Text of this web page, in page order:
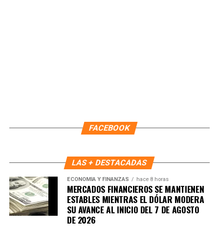
FACEBOOK
LAS + DESTACADAS
ECONOMÍA Y FINANZAS hace 8 horas
MERCADOS FINANCIEROS SE MANTIENEN
ESTABLES MIENTRAS EL DÓLAR MODERA
SU AVANCE AL INICIO DEL 7 DE AGOSTO
DE 2026